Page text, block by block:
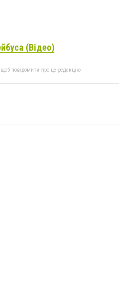
(Відео)
повідомити про це редакцію